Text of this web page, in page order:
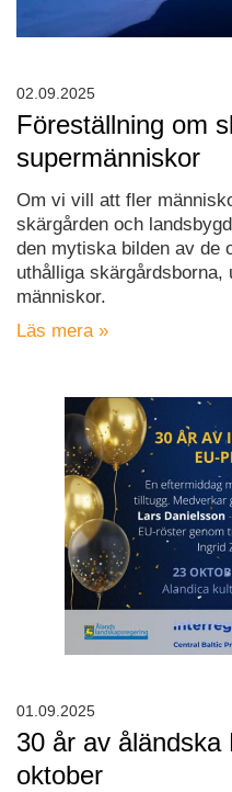
Föreställning om
supermänniskor
Om vi vill att fler
skärgården och
den mytiska bilden av de
uthålliga
människor.
Läs mera »
02.09.2025
30 år av åländska
oktober
01.09.2025